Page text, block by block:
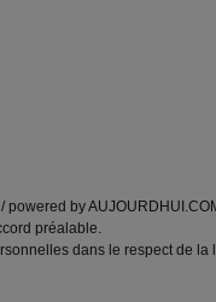
powered by
préalable.
dans le respect de